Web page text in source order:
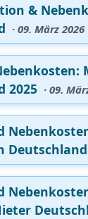
&
· 09. März 2026
2025 · 09.
Deutschland